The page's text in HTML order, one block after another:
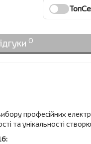
0
професійних
та унікальності